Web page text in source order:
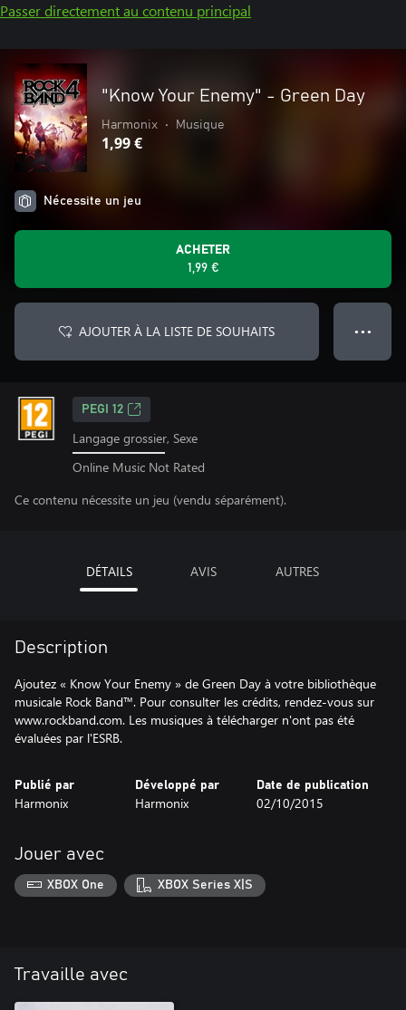
Passer directement au contenu principal
"Know Your Enemy" - Green Day
Harmonix • Musique
1,99 €
Nécessite un jeu
ACHETER
1,99 €
AJOUTER À LA LISTE DE SOUHAITS ● ● ●
PEGI 12
Langage grossier, Sexe
Online Music Not Rated
Ce contenu nécessite un jeu (vendu séparément).
DÉTAILS AVIS AUTRES
Description
Ajoutez « Know Your Enemy » de Green Day à votre bibliothèque
musicale Rock Band™. Pour consulter les crédits, rendez-vous sur
www.rockband.com. Les musiques à télécharger n'ont pas été
évaluées par l'ESRB.
Publié par
Harmonix
Développé par
Harmonix
Date de publication
02/10/2015
Jouer avec
XBOX One XBOX Series X|S
Travaille avec